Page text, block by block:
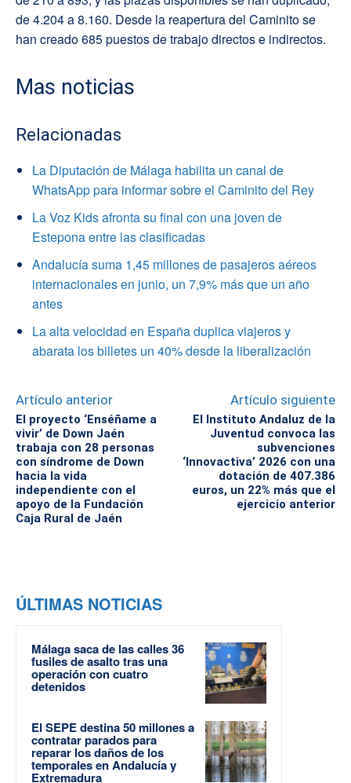
de 4.204 a 8.160. Desde la reapertura del Caminito se
han creado 685 puestos de trabajo directos e indirectos.
Mas noticias
Relacionadas
La Diputación de Málaga habilita un canal de
WhatsApp para informar sobre el Caminito del Rey
La Voz Kids afronta su final con una joven de
Estepona entre las clasificadas
Andalucía suma 1,45 millones de pasajeros aéreos
internacionales en junio, un 7,9% más que un año
antes
La alta velocidad en España duplica viajeros y
abarata los billetes un 40% desde la liberalización
Artículo anterior
El proyecto ‘Enséñame a
vivir’ de Down Jaén
trabaja con 28 personas
con síndrome de Down
hacia la vida
independiente con el
apoyo de la Fundación
Caja Rural de Jaén
Artículo siguiente
El Instituto Andaluz de la
Juventud convoca las
subvenciones
‘Innovactiva’ 2026 con una
dotación de 407.386
euros, un 22% más que el
ejercicio anterior
ÚLTIMAS NOTICIAS
Málaga saca de las calles 36
fusiles de asalto tras una
operación con cuatro
detenidos
El SEPE destina 50 millones a
contratar parados para
reparar los daños de los
temporales en Andalucía y
Extremadura